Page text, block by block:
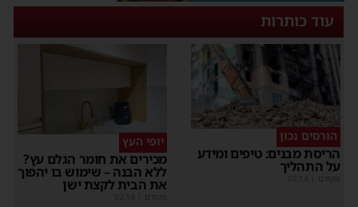
עוד כותרות
הורסים נכון
הריסת מבנים: טיפים ומידע
על התהליך
מקודם
יופי העץ
מכירים את חומר הגלם עץ?
ללא הבנה – שימוש בו יהפוך
את הבית לקצת ישן
מקודם